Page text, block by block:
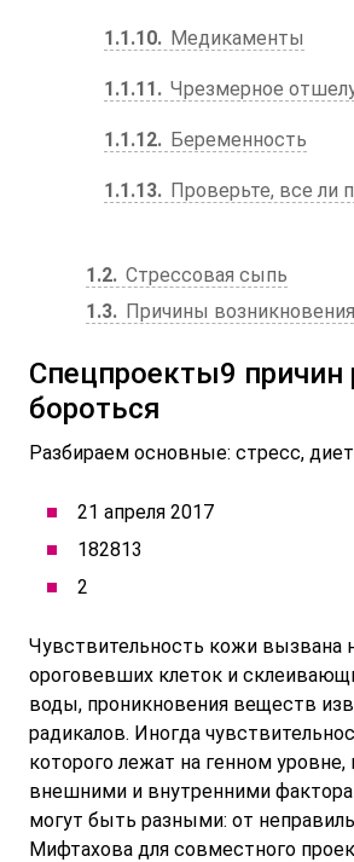
1.1.10 Медикаменты
1.1.11 Чрезмерное
1.1.12 Беременность
1.1.13 Проверьте, все ли
1.2 Стрессовая сыпь
1.3
Причины
Спецпроекты9
бороться
Разбираем основные: стресс,
21 апреля 2017
182813
2
Чувствительность кожи вызвана
ороговевших клеток и
воды, проникновения веществ
радикалов. Иногда
которого лежат на генном
внешними и внутренними
могут быть разными: от
Мифтахова для совместного